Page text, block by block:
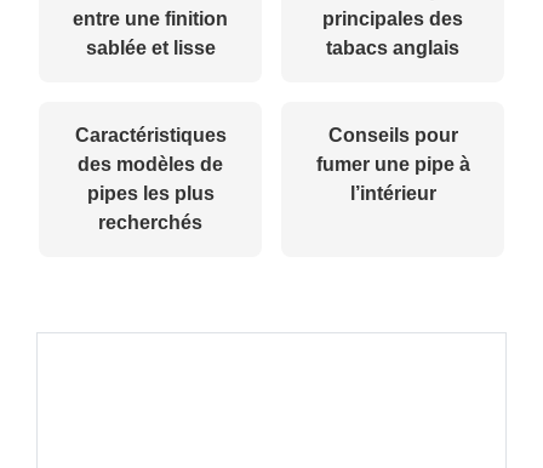
entre une finition
sablée et lisse
principales des
tabacs anglais
Caractéristiques
des modèles de
pipes les plus
recherchés
Conseils pour
fumer une pipe à
l’intérieur